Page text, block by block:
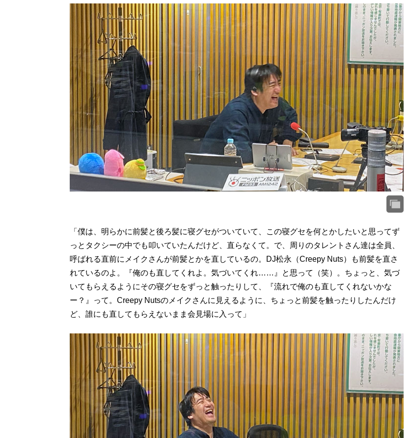
「僕は、明らかに前髪と後ろ髪に寝グセがついていて、この寝グセを何とかしたいと思ってず
っとタクシーの中でも叩いていたんだけど、直らなくて。で、周りのタレントさん達は全員、
呼ばれる直前にメイクさんが前髪とかを直しているの。DJ松永（Creepy Nuts）も前髪を直さ
れているのよ。『俺のも直してくれよ。気づいてくれ……』と思って（笑）。ちょっと、気づ
いてもらえるようにその寝グセをずっと触ったりして、『流れで俺のも直してくれないかな
ー？』って。Creepy Nutsのメイクさんに見えるように、ちょっと前髪を触ったりしたんだけ
ど、誰にも直してもらえないまま会見場に入って」